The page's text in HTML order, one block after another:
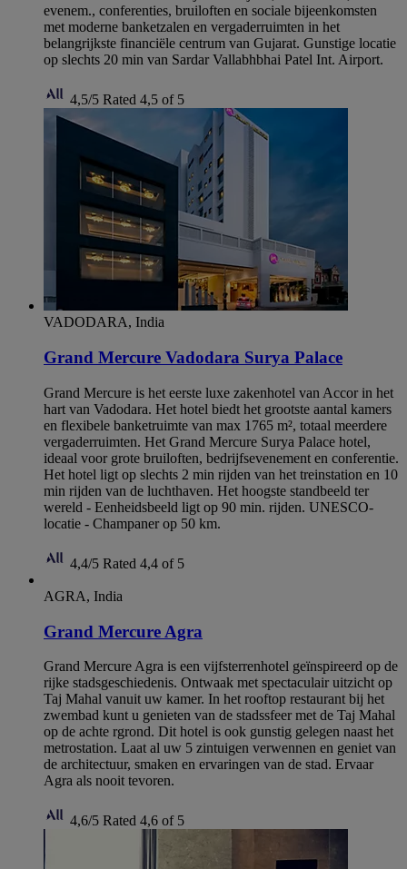
evenem., conferenties, bruiloften en sociale bijeenkomsten
met moderne banketzalen en vergaderruimten in het
belangrijkste financiële centrum van Gujarat. Gunstige locatie
op slechts 20 min van Sardar Vallabhbhai Patel Int. Airport.
4,5/5 Rated 4,5 of 5
VADODARA, India
Grand Mercure Vadodara Surya Palace
Grand Mercure is het eerste luxe zakenhotel van Accor in het
hart van Vadodara. Het hotel biedt het grootste aantal kamers
en flexibele banketruimte van max 1765 m², totaal meerdere
vergaderruimten. Het Grand Mercure Surya Palace hotel,
ideaal voor grote bruiloften, bedrijfsevenement en conferentie.
Het hotel ligt op slechts 2 min rijden van het treinstation en 10
min rijden van de luchthaven. Het hoogste standbeeld ter
wereld - Eenheidsbeeld ligt op 90 min. rijden. UNESCO-
locatie - Champaner op 50 km.
4,4/5 Rated 4,4 of 5
AGRA, India
Grand Mercure Agra
Grand Mercure Agra is een vijfsterrenhotel geïnspireerd op de
rijke stadsgeschiedenis. Ontwaak met spectaculair uitzicht op
Taj Mahal vanuit uw kamer. In het rooftop restaurant bij het
zwembad kunt u genieten van de stadssfeer met de Taj Mahal
op de achte rgrond. Dit hotel is ook gunstig gelegen naast het
metrostation. Laat al uw 5 zintuigen verwennen en geniet van
de architectuur, smaken en ervaringen van de stad. Ervaar
Agra als nooit tevoren.
4,6/5 Rated 4,6 of 5